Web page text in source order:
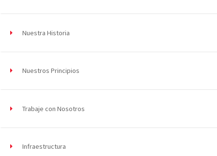
Nuestra Historia
Nuestros Principios
Trabaje con Nosotros
Infraestructura